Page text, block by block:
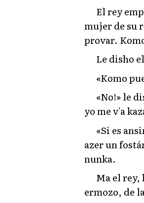
El rey
mujer de su
provar.
Le disho
«Komo
«No!» le
yo me v'a
«Si es
azer un
nunka.
Ma el
ermozo, de